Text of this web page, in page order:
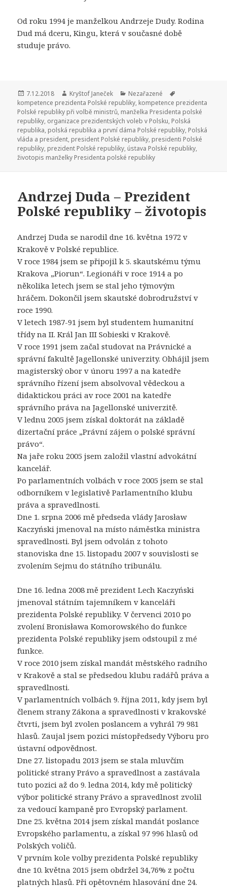
Od roku 1994 je manželkou Andrzeje Dudy. Rodina
Dud má dceru, Kingu, která v současné době
studuje právo.
Publikováno:
7.12.2018 Autor:
Kryštof Janeček Rubriky:
Nezařazené
kompetence prezidenta Polské republiky, kompetence prezidenta
Polské republiky při volbě ministrů, manželka Presidenta polské
republiky, organizace prezidentských voleb v Polsku, Polská
republika, polská republika a první dáma Polské republiky, Polská
vláda a president, president Polské republiky, presidenti Polské
republiky, prezident Polské republiky, ústava Polské republiky,
životopis manželky Presidenta polské republiky
Andrzej Duda – Prezident
Polské republiky – životopis
Andrzej Duda se narodil dne 16. května 1972 v
Krakově v Polské republice.
V roce 1984 jsem se připojil k 5. skautskému týmu
Krakova „Piorun“. Legionáři v roce 1914 a po
několika letech jsem se stal jeho týmovým
hráčem. Dokončil jsem skautské dobrodružství v
roce 1990.
V letech 1987-91 jsem byl studentem humanitní
třídy na II. Král Jan III Sobieski v Krakově.
V roce 1991 jsem začal studovat na Právnické a
správní fakultě Jagellonské univerzity. Obhájil jsem
magisterský obor v únoru 1997 a na katedře
správního řízení jsem absolvoval vědeckou a
didaktickou práci av roce 2001 na katedře
správního práva na Jagellonské univerzitě.
V lednu 2005 jsem získal doktorát na základě
dizertační práce „Právní zájem o polské správní
právo“.
Na jaře roku 2005 jsem založil vlastní advokátní
kancelář.
Po parlamentních volbách v roce 2005 jsem se stal
odborníkem v legislativě Parlamentního klubu
práva a spravedlnosti.
Dne 1. srpna 2006 mě předseda vlády Jarosław
Kaczyński jmenoval na místo náměstka ministra
spravedlnosti. Byl jsem odvolán z tohoto
stanoviska dne 15. listopadu 2007 v souvislosti se
zvolením Sejmu do státního tribunálu.
Dne 16. ledna 2008 mě prezident Lech Kaczyński
jmenoval státním tajemníkem v kanceláři
prezidenta Polské republiky. V červenci 2010 po
zvolení Bronisława Komorowského do funkce
prezidenta Polské republiky jsem odstoupil z mé
funkce.
V roce 2010 jsem získal mandát městského radního
v Krakově a stal se předsedou klubu radářů práva a
spravedlnosti.
V parlamentních volbách 9. října 2011, kdy jsem byl
členem strany Zákona a spravedlnosti v krakovské
čtvrti, jsem byl zvolen poslancem a vyhrál 79 981
hlasů. Zaujal jsem pozici místopředsedy Výboru pro
ústavní odpovědnost.
Dne 27. listopadu 2013 jsem se stala mluvčím
politické strany Právo a spravedlnost a zastávala
tuto pozici až do 9. ledna 2014, kdy mě politický
výbor politické strany Právo a spravedlnost zvolil
za vedoucí kampaně pro Evropský parlament.
Dne 25. května 2014 jsem získal mandát poslance
Evropského parlamentu, a získal 97 996 hlasů od
Polských voličů.
V prvním kole volby prezidenta Polské republiky
dne 10. května 2015 jsem obdržel 34,76% z počtu
platných hlasů. Při opětovném hlasování dne 24.